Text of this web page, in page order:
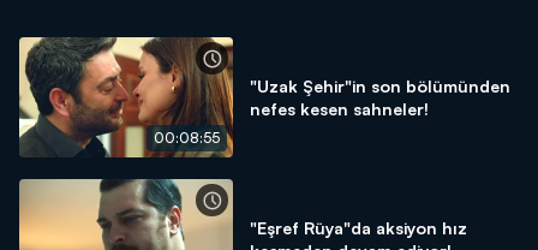
00:08:55
"Uzak Şehir"in son bölümünden
nefes kesen sahneler!
"Eşref Rüya"da aksiyon hız